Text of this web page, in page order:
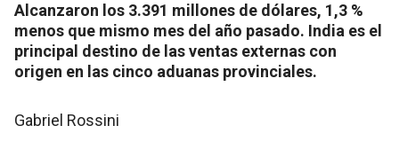
Alcanzaron los 3.391 millones de dólares, 1,3 %
menos que mismo mes del año pasado. India es el
principal destino de las ventas externas con
origen en las cinco aduanas provinciales.
Gabriel Rossini